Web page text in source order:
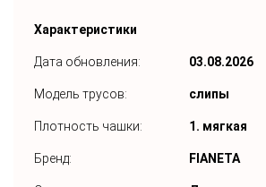
Характеристики
Дата обновления: 03.08.2026
Модель трусов: слипы
Плотность чашки: 1. мягкая
Бренд: FIANETA